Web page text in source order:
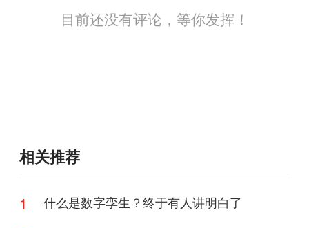
目前还没有评论，等你发挥！
相关推荐
1 什么是数字孪生？终于有人讲明白了